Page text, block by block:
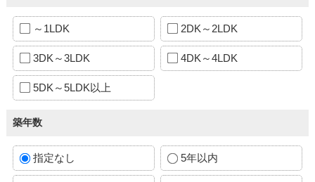
～1LDK 2DK～2LDK
3DK～3LDK 4DK～4LDK
5DK～5LDK以上
築年数
指定なし 5年以内